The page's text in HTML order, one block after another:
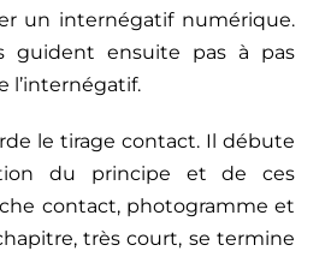
un internégatif numérique.
guident ensuite pas à pas
l’internégatif.
le tirage contact. Il débute
du principe et de ces
contact, photogramme et
très court, se termine